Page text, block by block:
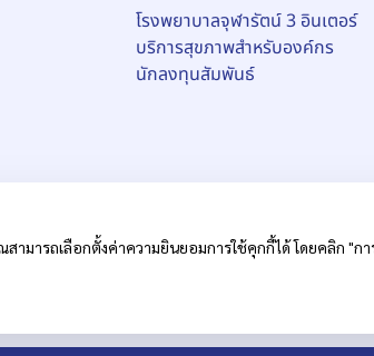
โรงพยาบาลจุฬารัตน์ 3 อินเตอร์
บริการสุขภาพสำหรับองค์กร
นักลงทุนสัมพันธ์
มารถเลือกตั้งค่าความยินยอมการใช้คุกกี้ได้ โดยคลิก "ก